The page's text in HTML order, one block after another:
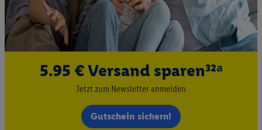
5.95 € Versand sparen³²ᵃ
Jetzt zum Newsletter anmelden
Gutschein sichern!